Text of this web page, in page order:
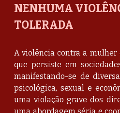
NENHUMA
TOLERADA
A violência contra a
que persiste em
manifestando-se de
psicológica, sexual e
uma violação grave dos